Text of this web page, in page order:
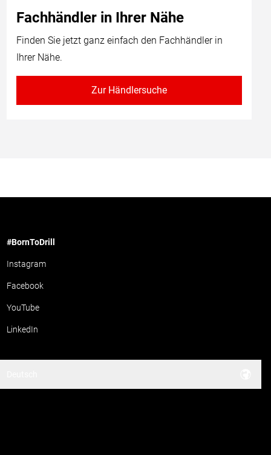
Fachhändler in Ihrer Nähe
Finden Sie jetzt ganz einfach den Fachhändler in
Ihrer Nähe.
Zur Händlersuche
#BornToDrill
Instagram
Facebook
YouTube
LinkedIn